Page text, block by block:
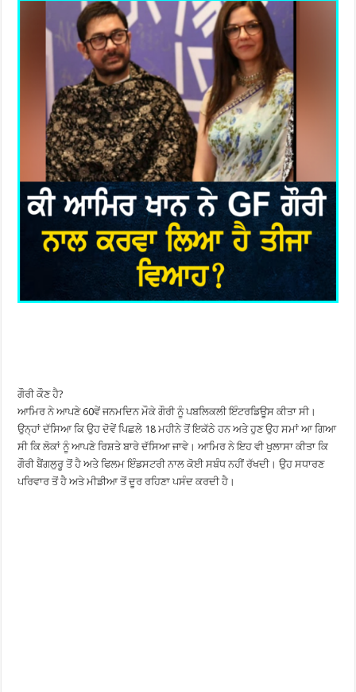
ਗੌਰੀ ਕੌਣ ਹੈ?
ਆਮਿਰ ਨੇ ਆਪਣੇ 60ਵੇਂ ਜਨਮਦਿਨ ਮੌਕੇ ਗੌਰੀ ਨੂੰ ਪਬਲਿਕਲੀ ਇੰਟਰਡਿਊਸ ਕੀਤਾ ਸੀ।
ਉਨ੍ਹਾਂ ਦੱਸਿਆ ਕਿ ਉਹ ਦੋਵੇਂ ਪਿਛਲੇ 18 ਮਹੀਨੇ ਤੋਂ ਇਕੱਠੇ ਹਨ ਅਤੇ ਹੁਣ ਉਹ ਸਮਾਂ ਆ ਗਿਆ
ਸੀ ਕਿ ਲੋਕਾਂ ਨੂੰ ਆਪਣੇ ਰਿਸ਼ਤੇ ਬਾਰੇ ਦੱਸਿਆ ਜਾਵੇ। ਆਮਿਰ ਨੇ ਇਹ ਵੀ ਖੁਲਾਸਾ ਕੀਤਾ ਕਿ
ਗੌਰੀ ਬੈਂਗਲੁਰੂ ਤੋਂ ਹੈ ਅਤੇ ਫਿਲਮ ਇੰਡਸਟਰੀ ਨਾਲ ਕੋਈ ਸਬੰਧ ਨਹੀਂ ਰੱਖਦੀ। ਉਹ ਸਧਾਰਣ
ਪਰਿਵਾਰ ਤੋਂ ਹੈ ਅਤੇ ਮੀਡੀਆ ਤੋਂ ਦੂਰ ਰਹਿਣਾ ਪਸੰਦ ਕਰਦੀ ਹੈ।